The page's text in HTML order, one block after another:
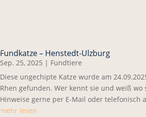
Fundkatze – Henstedt-Ulzburg
Sep. 25, 2025 | Fundtiere
Diese ungechipte Katze wurde am
Rhen gefunden. Wer kennt sie und weiß wo
Hinweise gerne per E-Mail oder telefonisch
mehr lesen